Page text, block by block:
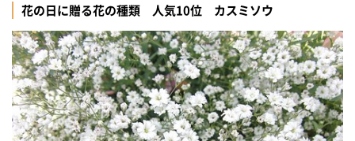
花の日に贈る花の種類 人気10位 カスミソウ